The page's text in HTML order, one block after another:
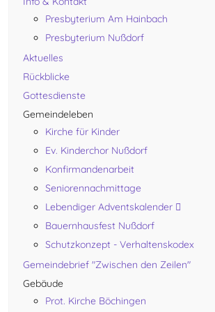
Presbyterium Am Hainbach
Presbyterium Nußdorf
Aktuelles
Rückblicke
Gottesdienste
Gemeindeleben
Kirche für Kinder
Ev. Kinderchor Nußdorf
Konfirmandenarbeit
Seniorennachmittage
Lebendiger Adventskalender
Bauernhausfest Nußdorf
Schutzkonzept - Verhaltenskodex
Gemeindebrief "Zwischen den Zeilen"
Gebäude
Prot. Kirche Böchingen